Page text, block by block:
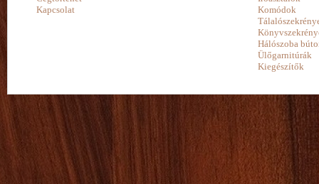
Kapcsolat
Komódok
Hálószoba
Ülőgarnitúrák
Kiegészítők